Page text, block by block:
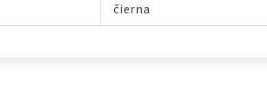
čierna